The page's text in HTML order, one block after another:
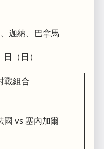
迦納、巴拿馬
（日）
戰組合
國 vs 塞內加爾